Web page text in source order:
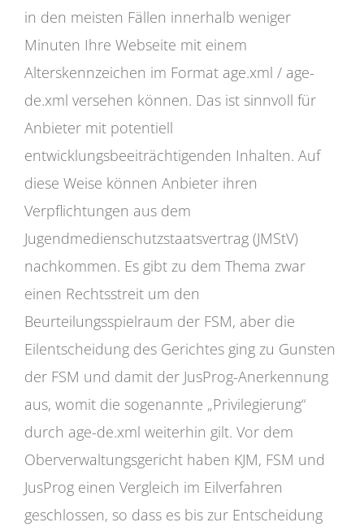
in den meisten Fällen innerhalb weniger
Minuten Ihre Webseite mit einem
Alterskennzeichen im Format age.xml / age-
de.xml versehen können. Das ist sinnvoll für
Anbieter mit potentiell
entwicklungsbeeiträchtigenden Inhalten. Auf
diese Weise können Anbieter ihren
Verpflichtungen aus dem
Jugendmedienschutzstaatsvertrag (JMStV)
nachkommen. Es gibt zu dem Thema zwar
einen Rechtsstreit um den
Beurteilungsspielraum der FSM, aber die
Eilentscheidung des Gerichtes ging zu Gunsten
der FSM und damit der JusProg-Anerkennung
aus, womit die sogenannte „Privilegierung“
durch age-de.xml weiterhin gilt. Vor dem
Oberverwaltungsgericht haben KJM, FSM und
JusProg einen Vergleich im Eilverfahren
geschlossen, so dass es bis zur Entscheidung